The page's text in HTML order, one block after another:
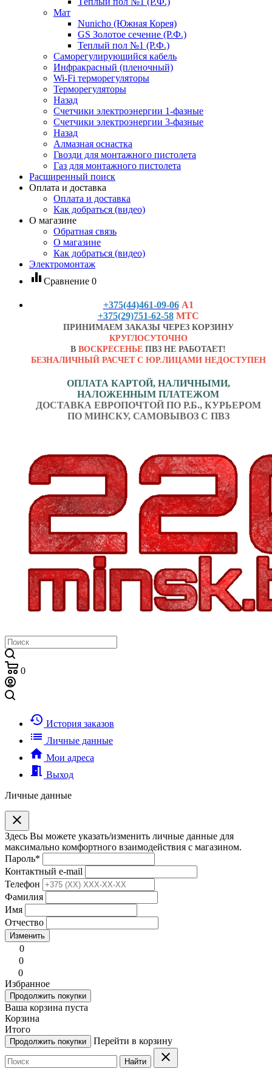
Мат
Nunicho (Южная Корея)
GS Золотое сечение (Р.Ф.)
Теплый пол №1 (Р.Ф.)
Саморегулирующийся кабель
Инфракрасный (пленочный)
Wi-Fi терморегуляторы
Терморегуляторы
Назад
Счетчики электроэнергии 1-фазные
Счетчики электроэнергии 3-фазные
Назад
Алмазная оснастка
Гвозди для монтажного пистолета
Газ для монтажного пистолета
Расширенный поиск
Оплата и доставка
Оплата и доставка
Как добраться (видео)
О магазине
Обратная связь
О магазине
Как добраться (видео)
Электромонтаж
equalizer Сравнение 0
+375(44)461-09-06 А1
+375(29)751-62-58 МТС
ПРИНИМАЕМ ЗАКАЗЫ ЧЕРЕЗ КОРЗИНУ
КРУГЛОСУТОЧНО
В ВОСКРЕСЕНЬЕ ПВЗ НЕ РАБОТАЕТ!
БЕЗНАЛИЧНЫЙ РАСЧЕТ С ЮР.ЛИЦАМИ НЕДОСТУПЕН
ОПЛАТА КАРТОЙ, НАЛИЧНЫМИ,
НАЛОЖЕННЫМ ПЛАТЕЖОМ
ДОСТАВКА ЕВРОПОЧТОЙ ПО Р.Б., КУРЬЕРОМ
ПО МИНСКУ, САМОВЫВОЗ С ПВЗ
0
history История заказов
list Личные данные
home Мои адреса
meeting_room Выход
Личные данные
clear
Здесь Вы можете указать/изменить личные данные для
максимально комфортного взаимодействия с магазином.
Пароль*
Контактный e-mail
Телефон
Фамилия
Имя
Отчество
Изменить
0
0
0
Избранное
Продолжить покупки
Ваша корзина пуста
Корзина
Итого
Продолжить покупки Перейти в корзину
Найти clear